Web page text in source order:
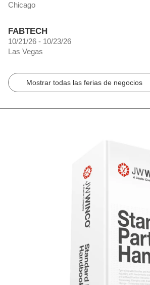
Chicago
FABTECH
10/21/26 - 10/23/26
Las Vegas
Mostrar todas las ferias de negocios